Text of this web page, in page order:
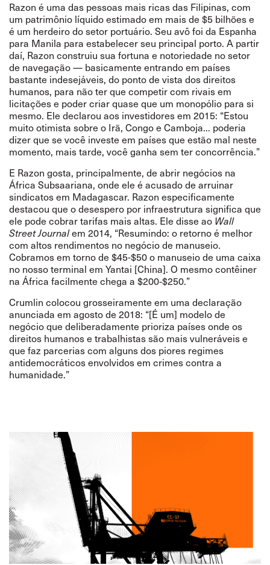
Razon é uma das pessoas mais ricas das Filipinas, com
um patrimônio líquido estimado em mais de $5 bilhões e
é um herdeiro do setor portuário. Seu avôfoi da Espanha
para Manila para estabelecer seu principal porto. A partir
daí, Razon construiu sua fortuna e notoriedade no setor
de navegação— basicamente entrandoem países
bastante indesejáveis, do ponto de vista dos direitos
humanos, para não ter que competir com rivais em
licitações e poder criar quase que um monopólio para si
mesmo. Ele declarou aos investidores em 2015: “Estou
muito otimista sobre o Irã, Congo e Camboja... poderia
dizer que se você investe em países que estão mal neste
momento, mais tarde, você ganha sem ter concorrência.”
E Razon gosta, principalmente, de abrir negócios na
África Subsaariana, onde ele é acusado de arruinar
sindicatos em Madagascar. Razon especificamente
destacou que o desespero por infraestrutura significa que
ele pode cobrar tarifas mais altas. Ele disse ao Wall
Street Journalem 2014, “Resumindo: o retorno é melhor
com altos rendimentos no negócio de manuseio.
Cobramos em torno de $45-$50 o manuseio de uma caixa
no nosso terminal em Yantai [China]. O mesmo contêiner
na África facilmente chega a $200‑$250.”
Crumlin colocou grosseiramente em uma declaração
anunciada em agosto de 2018: “[É um] modelo de
negócio que deliberadamente prioriza países onde os
direitos humanos e trabalhistas são mais vulneráveis e
que faz parcerias com alguns dos piores regimes
antidemocráticos envolvidos em crimes contra a
humanidade.”